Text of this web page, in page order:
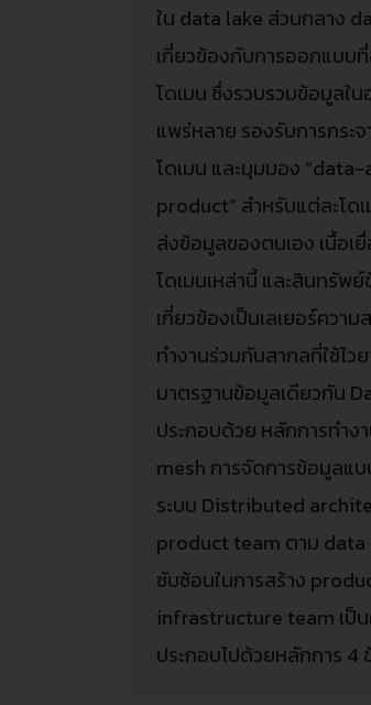
ใน data lake ส่วนกลาง
เกี่ยวข้องกับการออกแบบ
โดเมน ซึ่งรวบรวมข้อมูลใ
แพร่หลาย รองรับการกระ
โดเมน และมุมมอง
product” สำหรับแต่ละโด
ส่งข้อมูลของตนเอง เนื้อเ
โดเมนเหล่านี้ และสินทรัพ
เกี่ยวข้องเป็นเลเยอร์ความ
ทำงานร่วมกันสากลที่ใช้ไว
มาตรฐานข้อมูลเดียวกัน
ประกอบด้วย หลักการทำง
mesh การจัดการข้อมูลแบ
ระบบ Distributed
product team ตาม data
ซับซ้อนในการสร้าง
infrastructure team เป็
ประกอบไปด้วยหลักการ 4